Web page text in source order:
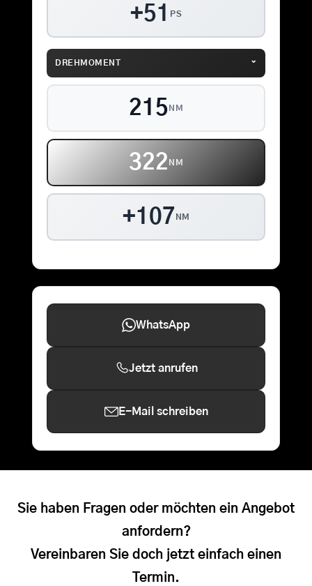
+51 PS
DREHMOMENT ⌄
215 NM
322 NM
+107 NM
WhatsApp
Jetzt anrufen
E-Mail schreiben
Sie haben Fragen oder möchten ein Angebot
anfordern?
Vereinbaren Sie doch jetzt einfach einen
Termin.